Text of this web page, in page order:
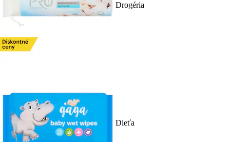
Drogéria
Dieťa